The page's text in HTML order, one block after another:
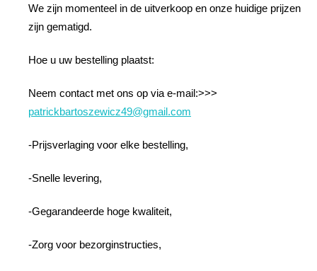
We zijn momenteel in de uitverkoop en onze huidige prijzen
zijn gematigd.
Hoe u uw bestelling plaatst:
Neem contact met ons op via e-mail:>>>
patrickbartoszewicz49@gmail.com
-Prijsverlaging voor elke bestelling,
-Snelle levering,
-Gegarandeerde hoge kwaliteit,
-Zorg voor bezorginstructies,